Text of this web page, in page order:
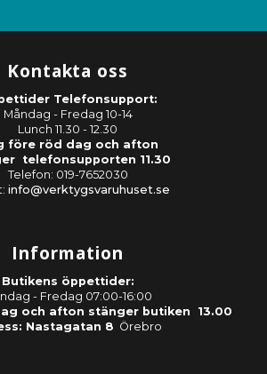
Kontakta oss
Telefonsupport:
Måndag - Fredag 10-14
Lunch 11.30 - 12.30
före röd dag och afton
telefonsupporten 11.30
Telefon: 019-7652030
info@verktygsvaruhuset.se
Information
Butikens öppettider:
- Fredag 07:00-16:00
och afton stänger butiken 13.00
Nastagatan 8 Örebro